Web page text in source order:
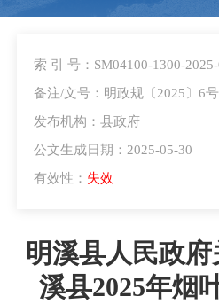
索 引 号：SM04100-1300-
备注/文号：明政规〔2025〕6号
发布机构：县政府
公文生成日期：2025-05-30
有效性： 失效
明溪县人民政
溪县2025年烟